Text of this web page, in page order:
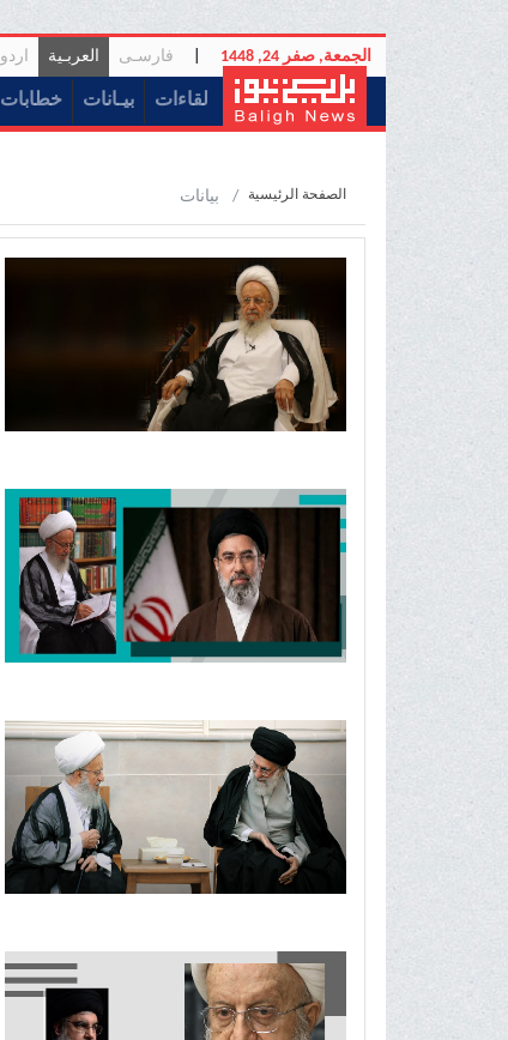
الجمعة, صفر 24, 1448 فارسـی العربـیة اردو
لقاءات بیـانات خطابات
الصفحة الرئيسية بیانات